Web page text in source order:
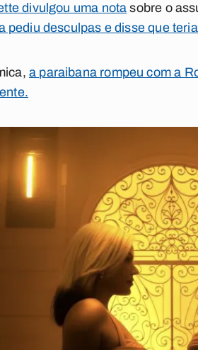
divulgou uma nota sobre o
pediu desculpas e disse que
a paraibana rompeu com a